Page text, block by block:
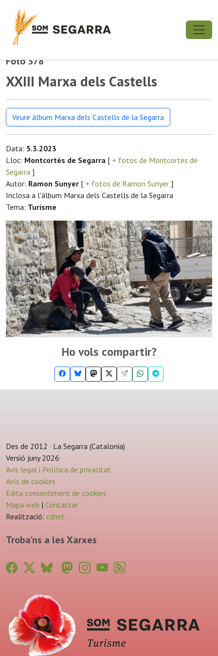
Foto 378
XXIII Marxa dels Castells
Veure àlbum Marxa dels Castells de la Segarra
Data: 5.3.2023
Lloc: Montcortès de Segarra [ + fotos de Montcortès de
Segarra ]
Autor: Ramon Sunyer [ + fotos de Ramon Sunyer ]
Inclosa a l'àlbum Marxa dels Castells de la Segarra
Tema: Turisme
Ho vols compartir?
Des de 2012 · La Segarra (Catalonia)
Versió juny 2026
Avis legal i Política de privacitat
Avís de cookies
Edita consentiment de cookies
Mapa web | Contactar
Realització: cdnet
Troba'ns a les Xarxes